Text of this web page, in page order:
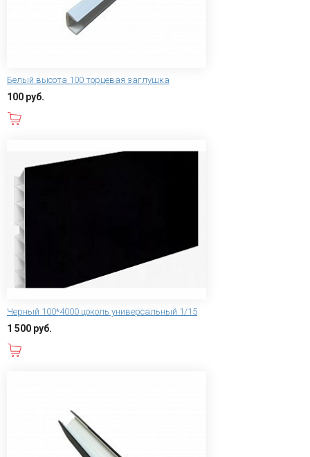
Белый высота 100 торцевая заглушка
100 руб.
Черный 100*4000 цоколь универсальный 1/15
1 500 руб.